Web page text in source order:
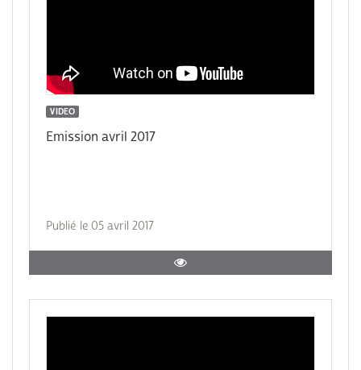
VIDEO
Emission avril 2017
Publié le 05 avril 2017